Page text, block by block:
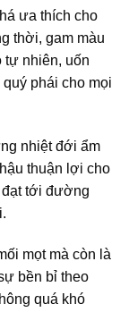
ưa thích cho
thời, gam màu
tự nhiên, uốn
phái cho mọi
nhiệt đới ẩm
thuận lợi cho
đạt tới đường
mọt mà còn là
bền bỉ theo
quá khó